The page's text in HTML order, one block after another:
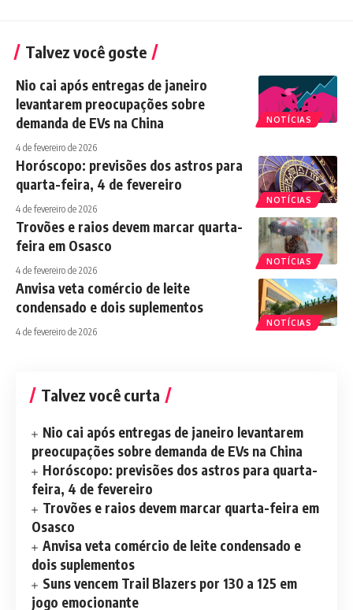
Talvez você goste
NOTÍCIAS
Nio cai após entregas de janeiro
levantarem preocupações sobre
demanda de EVs na China
4 de fevereiro de 2026
NOTÍCIAS
Horóscopo: previsões dos astros para
quarta-feira, 4 de fevereiro
4 de fevereiro de 2026
NOTÍCIAS
Trovões e raios devem marcar quarta-
feira em Osasco
4 de fevereiro de 2026
NOTÍCIAS
Anvisa veta comércio de leite
condensado e dois suplementos
4 de fevereiro de 2026
Talvez você curta
Nio cai após entregas de janeiro levantarem
preocupações sobre demanda de EVs na China
Horóscopo: previsões dos astros para quarta-
feira, 4 de fevereiro
Trovões e raios devem marcar quarta-feira em
Osasco
Anvisa veta comércio de leite condensado e
dois suplementos
Suns vencem Trail Blazers por 130 a 125 em
jogo emocionante